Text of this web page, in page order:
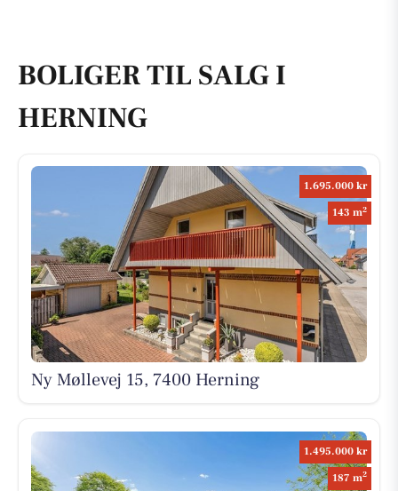
BOLIGER TIL SALG I
HERNING
1.695.000 kr
143 m2
Ny Møllevej 15, 7400 Herning
1.495.000 kr
187 m2